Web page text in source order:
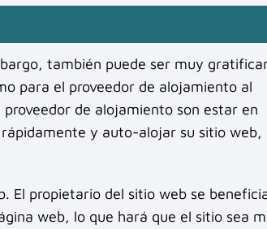
también puede ser muy
para el proveedor de alojamiento al
de alojamiento son estar en
y auto-alojar su sitio web,
El propietario del sitio web se
web, lo que hará que el sitio sea